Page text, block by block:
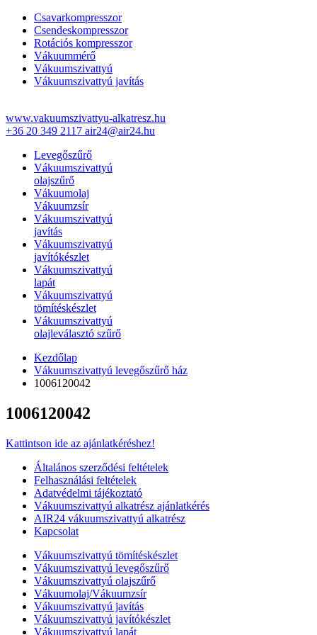
Csavarkompresszor
Csendeskompresszor
Rotációs kompresszor
Vákuummérő
Vákuumszivattyú
Vákuumszivattyú javítás
www.vakuumszivattyu-alkatresz.hu
+36 20 349 2117 air24@air24.hu
Levegőszűrő
Vákuumszivattyú
olajszűrő
Vákuumolaj
Vákuumzsír
Vákuumszivattyú
javítás
Vákuumszivattyú
javítókészlet
Vákuumszivattyú
lapát
Vákuumszivattyú
tömítéskészlet
Vákuumszivattyú
olajleválasztó szűrő
Kezdőlap
Vákuumszivattyú levegőszűrő ház
1006120042
1006120042
Kattintson ide az ajánlatkéréshez!
Általános szerződési feltételek
Felhasználási feltételek
Adatvédelmi tájékoztató
Vákuumszivattyú alkatrész ajánlatkérés
AIR24 vákuumszivattyú alkatrész
Kapcsolat
Vákuumszivattyú tömítéskészlet
Vákuumszivattyú levegőszűrő
Vákuumszivattyú olajszűrő
Vákuumolaj/Vákuumzsír
Vákuumszivattyú javítás
Vákuumszivattyú javítókészlet
Vákuumszivattyú lapát